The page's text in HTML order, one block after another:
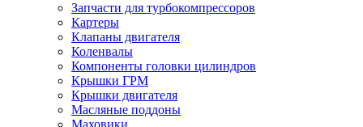
Запчасти для турбокомпрессоров
Картеры
Клапаны двигателя
Коленвалы
Компоненты головки цилиндров
Крышки ГРМ
Крышки двигателя
Масляные поддоны